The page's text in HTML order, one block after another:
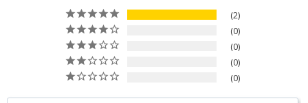
2
0
0
0
0